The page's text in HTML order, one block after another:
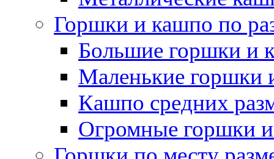
Горшки и кашпо по
Большие горшки и
Маленькие горшки
Кашпо средних
Огромные горшки